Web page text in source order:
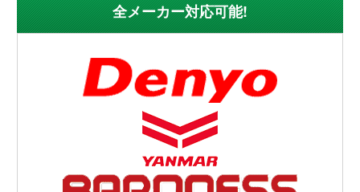
全メーカー対応可能!